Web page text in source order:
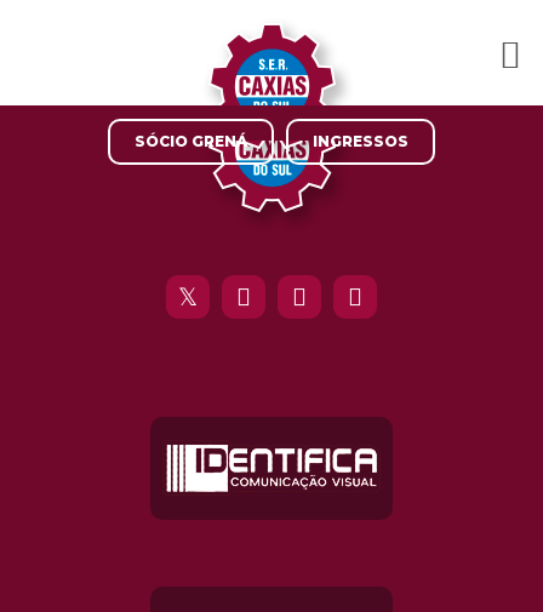
SÓCIO GRENÁ INGRESSOS